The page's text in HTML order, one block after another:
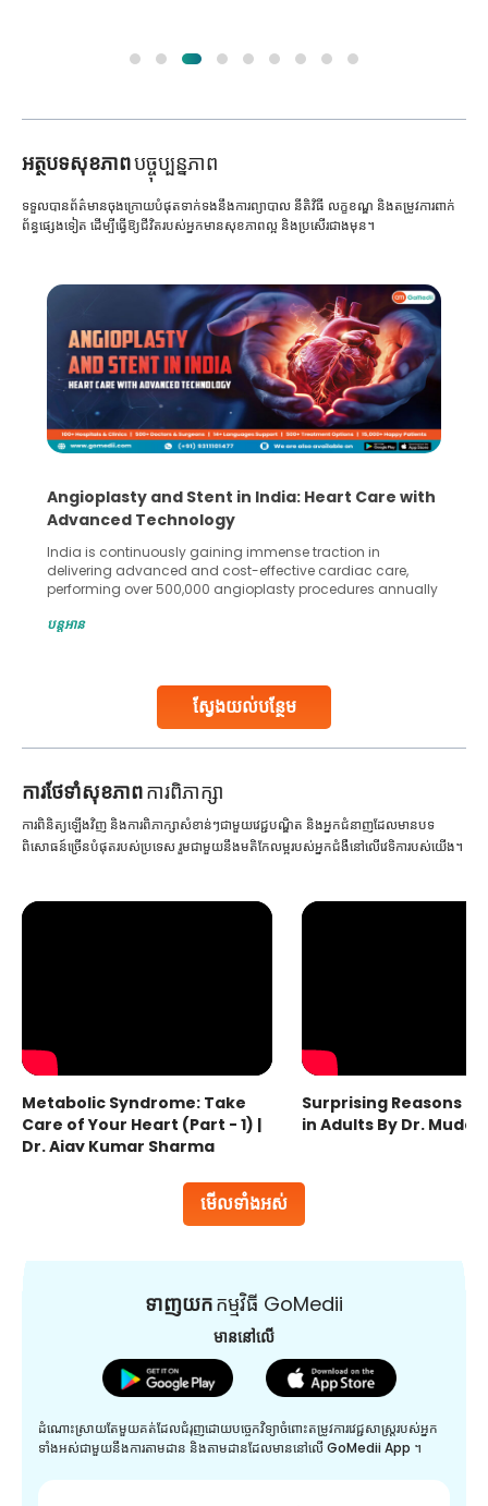
អត្ថបទសុខភាពបច្ចុប្បន្នភាព
ស្វែងយល់បន្ថែម
ទទួលបានព័ត៌មានចុងក្រោយបំផុតទាក់ទងនឹងការព្យាបាល នីតិវិធី លក្ខខណ្ឌ និងតម្រូវការពាក់
ព័ន្ធផ្សេងទៀត ដើម្បីធ្វើឱ្យជីវិតរបស់អ្នកមានសុខភាពល្អ និងប្រសើរជាងមុន។
5 Essential Steps for Effective Human Sperm
Collection and Processing Methods
Human sperm collection and processing are critical steps
in advanced reproductive techniques like In Vitro
Fertilization (IVF) and intrauterine insemination (IUI). These
challenges and help couples achieve their dream of
collected, they process the
បន្តអាន
ការ​ថែទាំ​សុខភាពការពិភាក្សា
មើលទាំងអស់
ការពិនិត្យឡើងវិញ និងការពិភាក្សាសំខាន់ៗជាមួយវេជ្ជបណ្ឌិត និងអ្នកជំនាញដែលមានបទ
ពិសោធន៍ច្រើនបំផុតរបស់ប្រទេស រួមជាមួយនឹងមតិកែលម្អរបស់អ្នកជំងឺនៅលើវេទិការបស់យើង។
Metabolic Syndrome: Take
Care of Your Heart (Part - 1) |
Dr. Ajay Kumar Sharma
Surprising Reasons
in Adults By Dr.
ទាញយកកម្មវិធី GoMedii
មាននៅលើ
ដំណោះស្រាយតែមួយគត់ដែលជំរុញដោយបច្ចេកវិទ្យាចំពោះតម្រូវការវេជ្ជសាស្រ្តរបស់អ្នក
ទាំងអស់ជាមួយនឹងការតាមដាន និងតាមដានដែលមាននៅលើ GoMedii App ។